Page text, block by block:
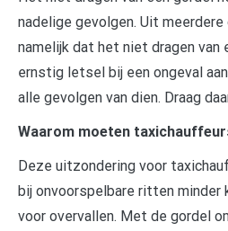
nadelige gevolgen. Uit
namelijk dat het niet dragen van
ernstig letsel bij een ongeval
alle gevolgen van dien. Draag
Waarom moeten
Deze uitzondering voor
bij onvoorspelbare ritten minder
voor overvallen. Met de gordel